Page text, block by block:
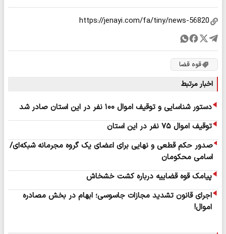
قوه قضا
اخبار مرتبط
دستور شناسایی و توقیف اموال ۱۰۰ نفر در این استان صادر شد
توقیف اموال ۷۵ نفر در این استان
صدور حکم قطعی و نهایی برای اعضای یک گروه مجرمانه شبکه‌ای/
اسامی محکومان
پیامک قوه قضاییه درباره کشت خشخاش
اجرای قانون تشدید مجازات جاسوسی؛ ابهام در بخش مصادره
اموال!